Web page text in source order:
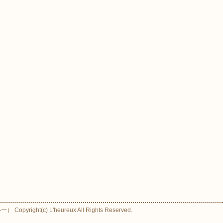
） Copyright(c) L'heureux All Rights Reserved.